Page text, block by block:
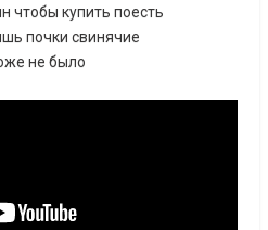
чтобы купить поесть
почки свинячие
не было